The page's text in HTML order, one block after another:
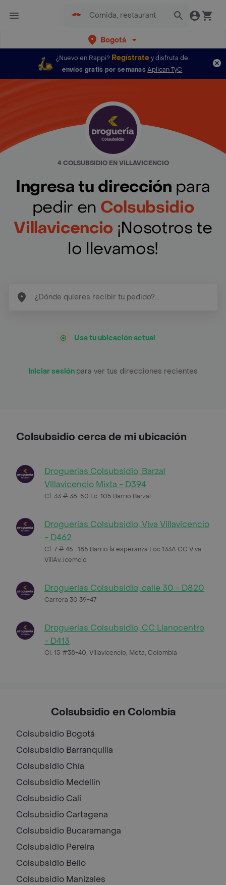
Bogotá
¿Nuevo en Rappi? Regístratey disfruta de
envíos gratis por semanas Aplican TyC
4 COLSUBSIDIO EN VILLAVICENCIO
Ingresa tu dirección para
pedir en Colsubsidio
Villavicencio ¡Nosotros te
lo llevamos!
Usa tu ubicación actual
Iniciar sesión para ver tus direcciones recientes
Colsubsidio cerca de mi ubicación
Droguerías Colsubsidio, Barzal
Villavicencio Mixta - D394
Cl. 33 # 36-50 Lc. 105 Barrio Barzal
Droguerías Colsubsidio, Viva Villavicencio
- D462
Cl. 7 # 45- 185 Barrio la esperanza Loc 133A CC Viva
VillAv..icemcio
Droguerías Colsubsidio, calle 30 - D820
Carrera 30 39-47
Droguerías Colsubsidio, CC Llanocentro
- D413
Cl. 15 #38-40, Villavicencio, Meta, Colombia
Colsubsidio en Colombia
Colsubsidio Bogotá
Colsubsidio Barranquilla
Colsubsidio Chía
Colsubsidio Medellín
Colsubsidio Cali
Colsubsidio Cartagena
Colsubsidio Bucaramanga
Colsubsidio Pereira
Colsubsidio Bello
Colsubsidio Manizales